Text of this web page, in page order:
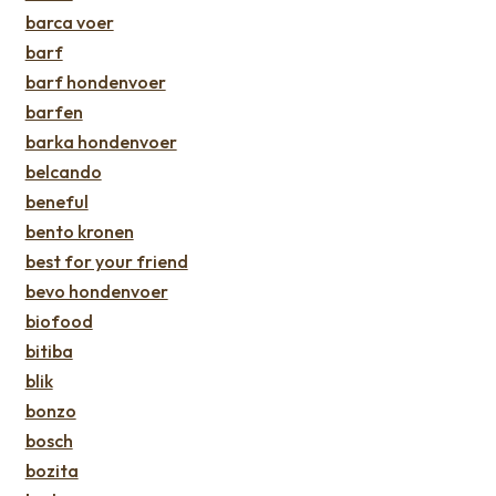
barca voer
barf
barf hondenvoer
barfen
barka hondenvoer
belcando
beneful
bento kronen
best for your friend
bevo hondenvoer
biofood
bitiba
blik
bonzo
bosch
bozita